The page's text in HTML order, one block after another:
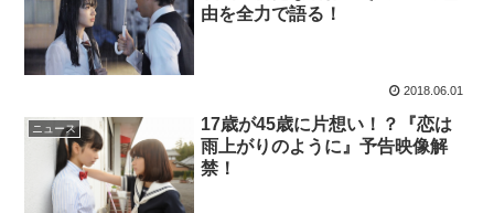
由を全力で語る！
2018.06.01
ニュース
17歳が45歳に片想い！？『恋は
雨上がりのように』予告映像解
禁！